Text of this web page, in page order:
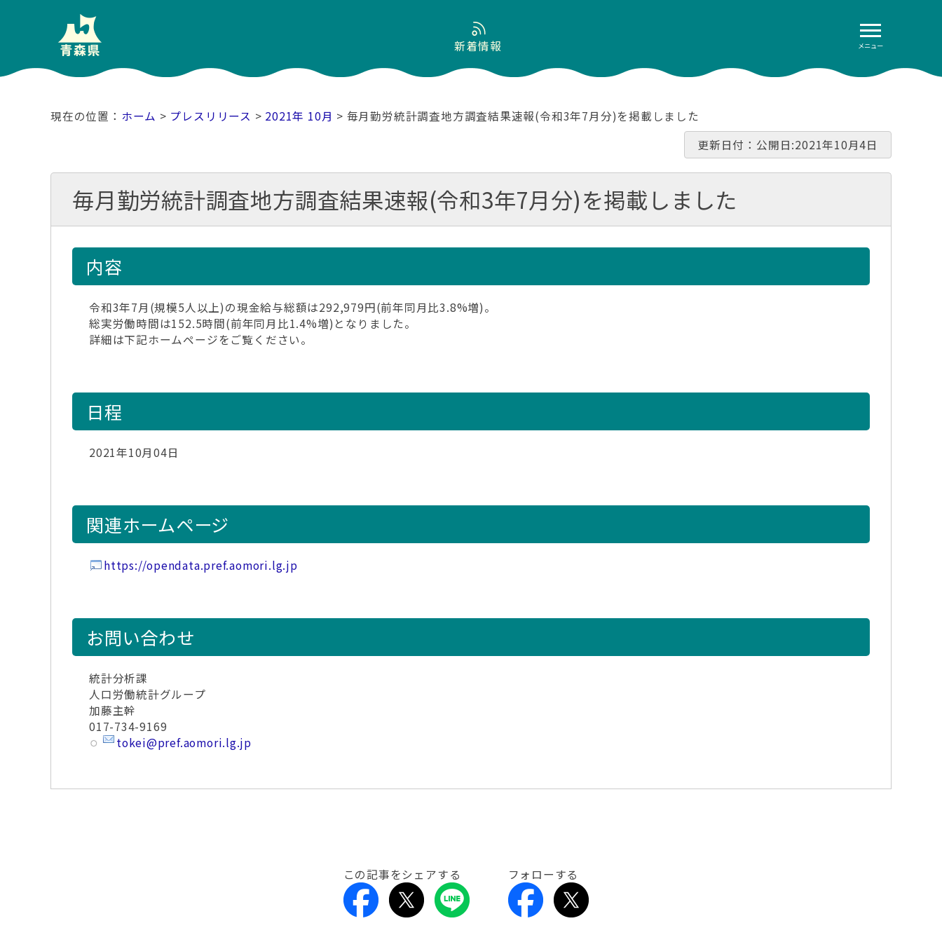
メニュー
新着情報
ホーム > プレスリリース > 2021年 10月 > 毎月勤労統計調査地方調査結果速報(令和3年7月分)を掲載しました
更新日付：公開日:2021年10月4日
毎月勤労統計調査地方調査結果速報(令和3年7月分)を掲載しました
内容
令和3年7月(規模5人以上)の現金給与総額は292,979円(前年同月比3.8%増)。
総実労働時間は152.5時間(前年同月比1.4%増)となりました。
詳細は下記ホームページをご覧ください。
日程
2021年10月04日
関連ホームページ
https://opendata.pref.aomori.lg.jp
お問い合わせ
統計分析課
人口労働統計グループ
加藤主幹
017-734-9169
tokei@pref.aomori.lg.jp
この記事をシェアする フォローする